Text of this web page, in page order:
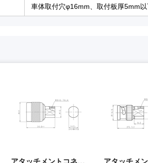
車体取付穴φ16mm、取付板厚5mm